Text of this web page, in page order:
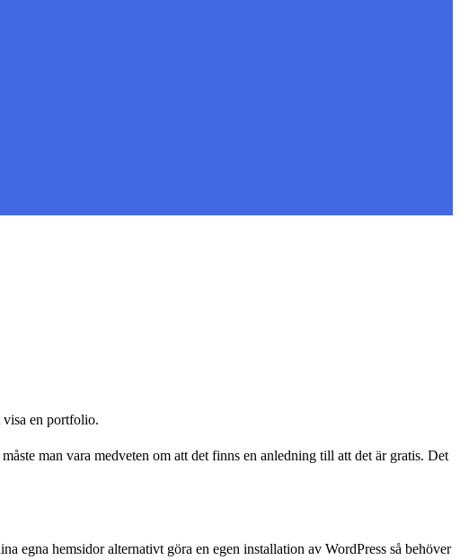
visa en portfolio.
man vara medveten om att det finns en anledning till att det är gratis. Det
egna hemsidor alternativt göra en egen installation av WordPress så behöver